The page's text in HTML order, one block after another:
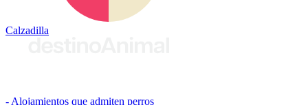
Calzadilla
Alojamientos que admiten perros